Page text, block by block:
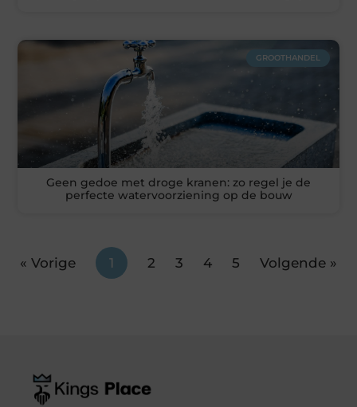
GROOTHANDEL
Geen gedoe met droge kranen: zo regel je de
perfecte watervoorziening op de bouw
« Vorige 1 2 3 4 5 Volgende »